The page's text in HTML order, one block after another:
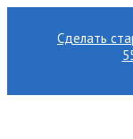
Сделать